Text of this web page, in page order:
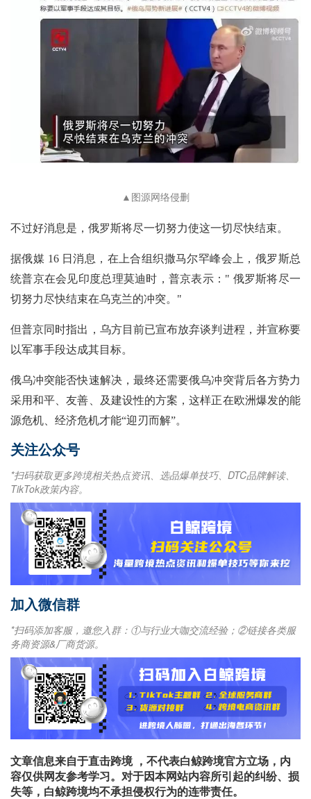
▲图源网络侵删
不过好消息是，俄罗斯将尽一切努力使这一切尽快结束。
据俄媒 16 日消息，在上合组织撒马尔罕峰会上，俄罗斯总
统普京在会见印度总理莫迪时，普京表示：" 俄罗斯将尽一
切努力尽快结束在乌克兰的冲突。"
但普京同时指出，乌方目前已宣布放弃谈判进程，并宣称要
以军事手段达成其目标。
俄乌冲突能否快速解决，最终还需要俄乌冲突背后各方势力
采用和平、友善、及建设性的方案，这样正在欧洲爆发的能
源危机、经济危机才能“迎刃而解”。
关注公众号
*扫码获取更多跨境相关热点资讯、选品爆单技巧、DTC品牌解读、
TikTok政策内容。
加入微信群
*扫码添加客服，邀您入群：①与行业大咖交流经验；②链接各类服
务商资源&厂商货源。
文章信息来自于直击跨境 ，不代表白鲸跨境官方立场，内
容仅供网友参考学习。对于因本网站内容所引起的纠纷、损
失等，白鲸跨境均不承担侵权行为的连带责任。